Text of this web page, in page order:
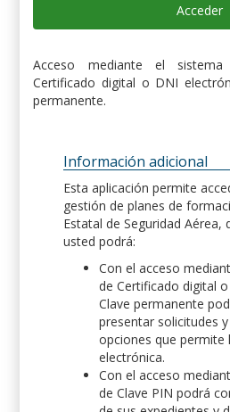
Acceder
Acceso mediante el
Certificado digital o DNI
permanente.
Información adicional
Esta aplicación permite
gestión de planes de
Estatal de Seguridad Aérea,
usted podrá:
Con el acceso
de Certificado digital
Clave permanente
presentar solicitudes
opciones que permite
electrónica.
Con el acceso
de Clave PIN podrá